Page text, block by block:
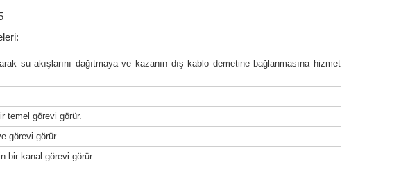
su akışlarını dağıtmaya ve kazanın dış kablo demetine bağlanmasına hizmet
temel görevi görür.
görevi görür.
bir kanal görevi görür.